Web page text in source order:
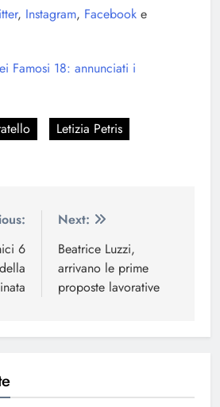
, Instagram, Facebook e
Famosi 18: annunciati i
Letizia Petris
6
Next:
Beatrice Luzzi,
arrivano le prime
proposte lavorative